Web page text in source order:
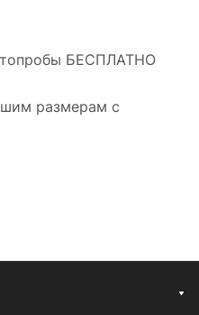
БЕСПЛАТНО
размерам с